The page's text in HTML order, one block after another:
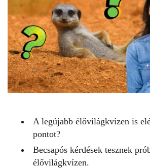
A legújabb élővilágkvízen is
pontot?
Becsapós kérdések tesznek
élővilágkvízen.